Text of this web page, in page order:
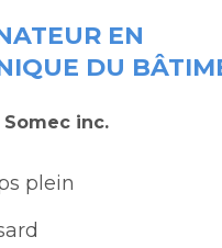
EN
DU
inc.
plein